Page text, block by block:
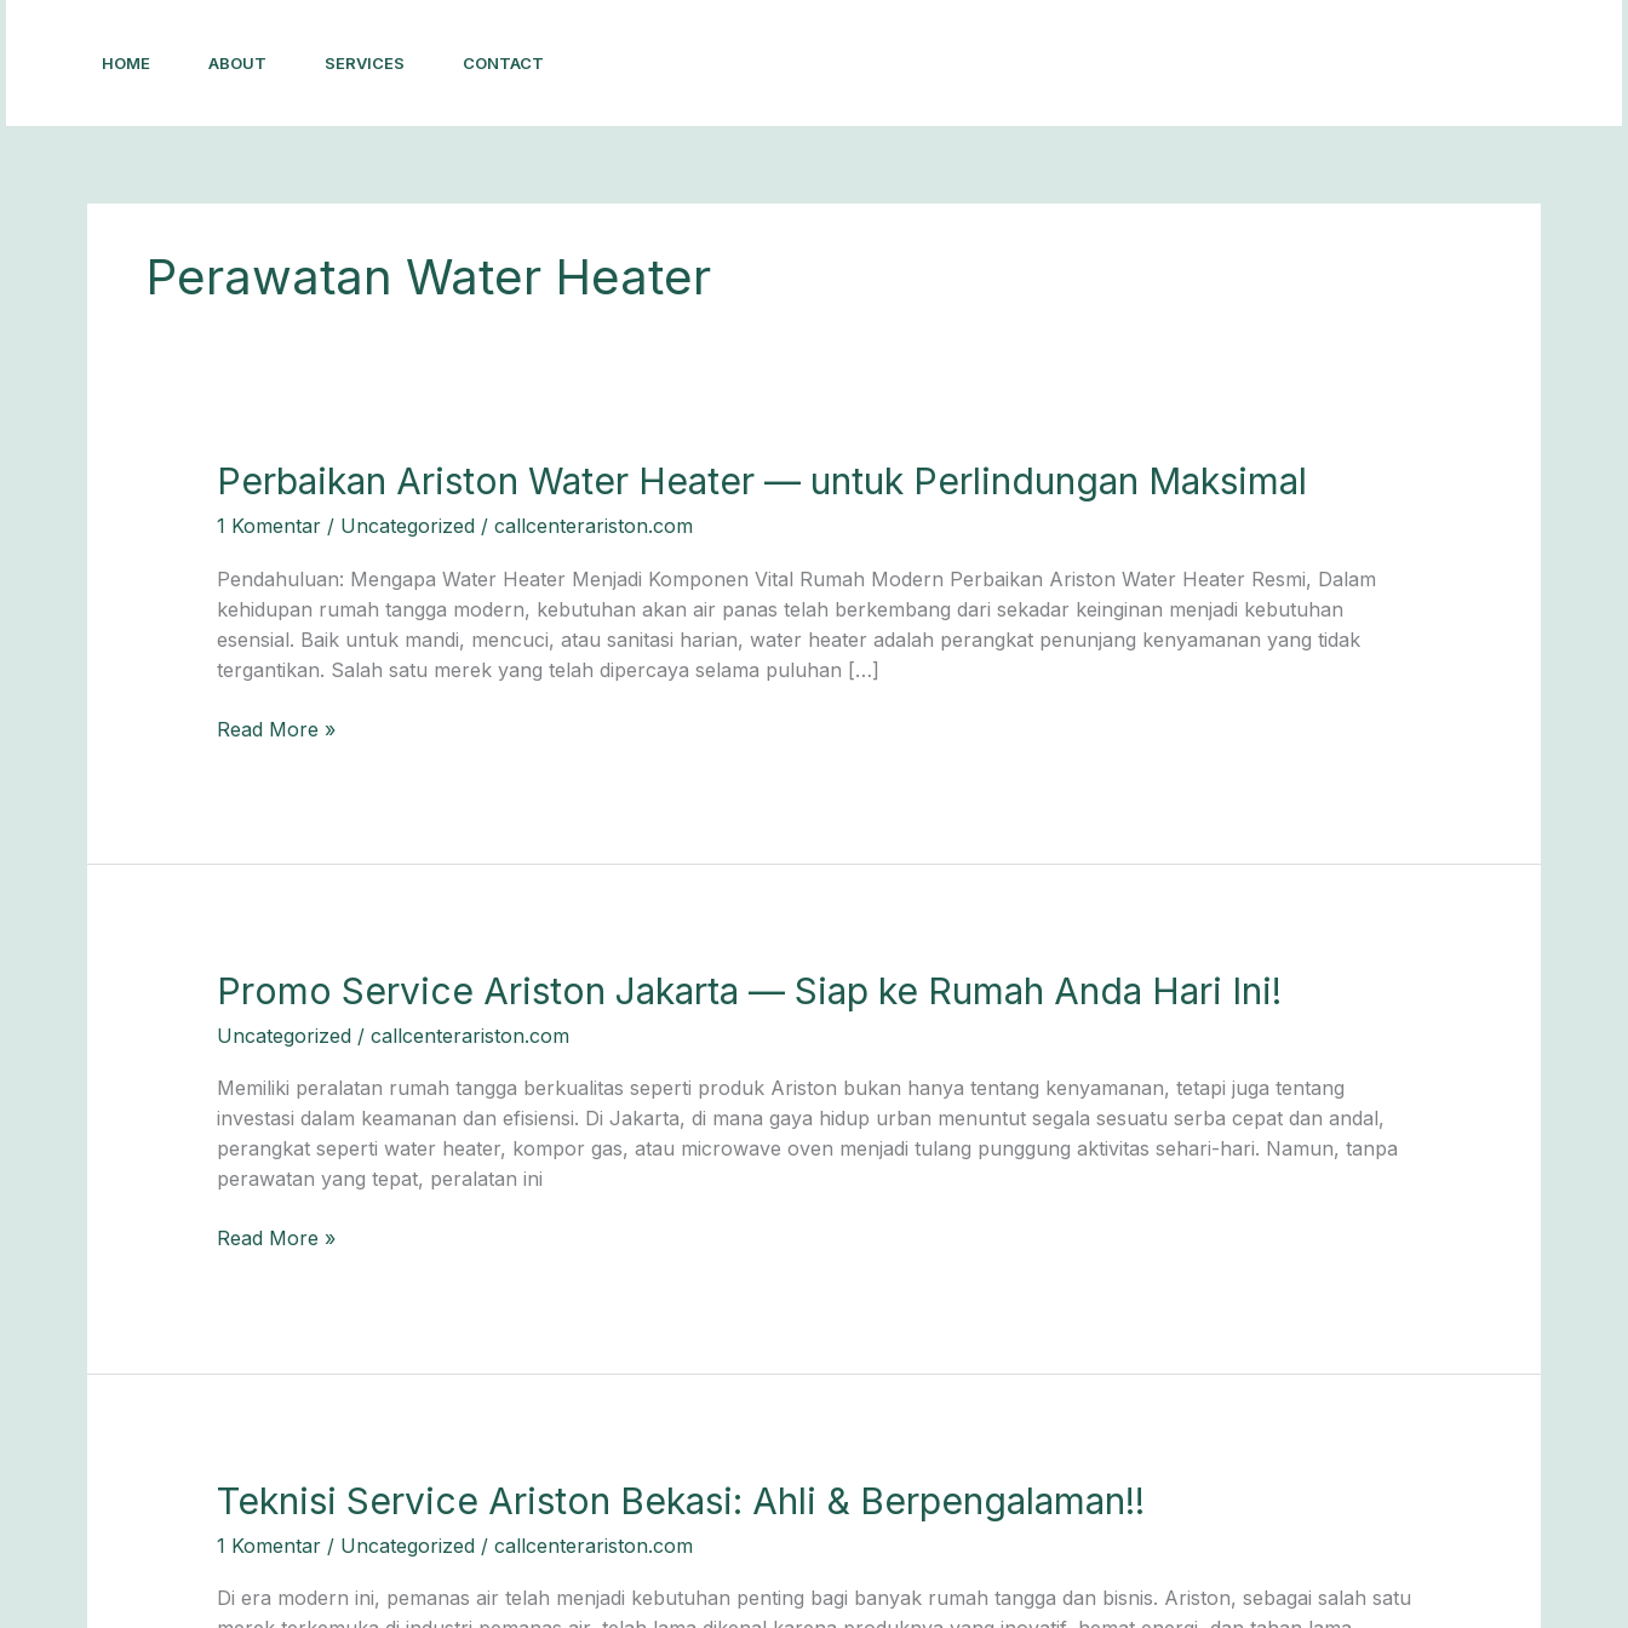
HOME ABOUT SERVICES CONTACT
Perawatan Water Heater
Perbaikan Ariston Water Heater — untuk Perlindungan Maksimal
1 Komentar / Uncategorized/ callcenterariston.com
Pendahuluan: Mengapa Water Heater Menjadi Komponen Vital Rumah Modern Perbaikan Ariston Water Heater Resmi, Dalam
kehidupan rumah tangga modern, kebutuhan akan air panas telah berkembang dari sekadar keinginan menjadi kebutuhan
esensial. Baik untuk mandi, mencuci, atau sanitasi harian, water heater adalah perangkat penunjang kenyamanan yang tidak
tergantikan. Salah satu merek yang telah dipercaya selama puluhan […]
Perbaikan
Ariston
Water
— untuk
Perlindungan
Maksimal
Read More »
Promo Service Ariston Jakarta — Siap ke Rumah Anda Hari Ini!
Uncategorized/ callcenterariston.com
Memiliki peralatan rumah tangga berkualitas seperti produk Ariston bukan hanya tentang kenyamanan, tetapi juga tentang
investasi dalam keamanan dan efisiensi. Di Jakarta, di mana gaya hidup urban menuntut segala sesuatu serba cepat dan andal,
perangkat seperti water heater, kompor gas, atau microwave oven menjadi tulang punggung aktivitas sehari-hari. Namun, tanpa
perawatan yang tepat, peralatan ini
Promo
Service
Ariston
—
Siap
ke
Rumah
Read More »
Teknisi Service Ariston Bekasi: Ahli & Berpengalaman!!
1 Komentar / Uncategorized/ callcenterariston.com
Di era modern ini, pemanas air telah menjadi kebutuhan penting bagi banyak rumah tangga dan bisnis. Ariston, sebagai salah satu
Teknisi
Service
Ariston
Ahli